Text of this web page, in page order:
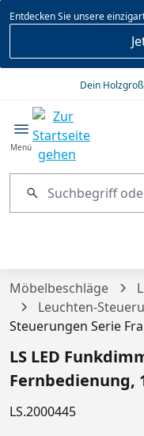
springen
Entdecken Sie unsere
Dein
Menü
Möbelbeschläge
Leuchten-
Steuerungen Serie
LS LED
Fernbedienung,
LS.2000445